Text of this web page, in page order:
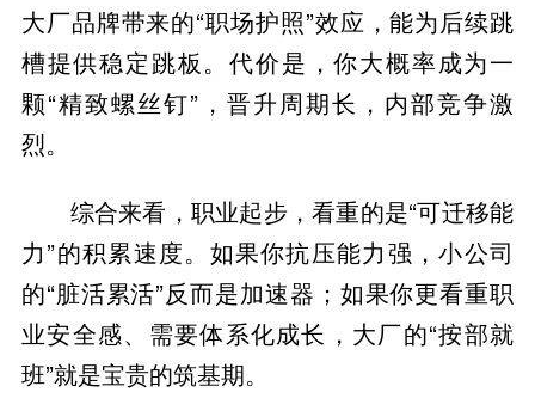
大厂品牌带来的“职场护照”效应，能为后续跳
槽提供稳定跳板。代价是，你大概率成为一
颗“精致螺丝钉”，晋升周期长，内部竞争激
烈。
综合来看，职业起步，看重的是“可迁移能
力”的积累速度。如果你抗压能力强，小公司
的“脏活累活”反而是加速器；如果你更看重职
业安全感、需要体系化成长，大厂的“按部就
班”就是宝贵的筑基期。